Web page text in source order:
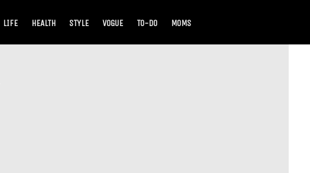
LIFE HEALTH STYLE VOGUE TO-DO MOMS